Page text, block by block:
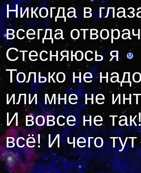
Никогда в
всегда
Стесняюсь я
Только не
или мне не
И вовсе не
всё! И чего